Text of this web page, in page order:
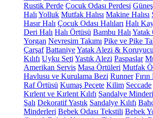
Rustik Perde Çocuk Odası Perdesi
Halı Yolluk Mutfak Halısı Makine Halısı
Hasır Halı Çocuk Odası Halıları Halı
Deri Halı Halı Örtüsü Bambu Halı Yatak
Yorgan Nevresim Takımı Pike ve Pike
Çarşaf BattaniyeYatak Alezi &
Kılıfı Uyku Seti Yastık Alezi Paspaslar
Amerikan Servis Masa Örtüleri Mutfak
Havlusu ve Kurulama Bezi Runner
Raf Örtüsü Kumaş Peçete Kilim Seccade
Kırlent ve Kırlent Kılıfı Sandalye Minderi
Şalı Dekoratif Yastık Sandalye Kılıfı
Minderleri Bebek Odası Tekstili Bebek